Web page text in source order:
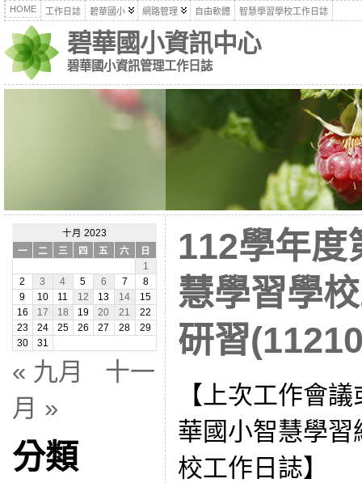
HOME 工作日誌 碧華國小 網路管理 自由軟體 智慧學習學校工作日誌
碧華國小資訊中心
碧華國小資訊管理工作日誌
十月 2023
一
二 三 四 五 六
日
1
2
3 4 5 6 7
8
9
10 11 12 13 14
15
16
17 18 19 20 21
22
23
24 25 26 27 28
29
30
31
« 九月
十一
月 »
分類
112學年度
慧學習學
研習
【上次工作會
華國小智慧學
校工作日誌】